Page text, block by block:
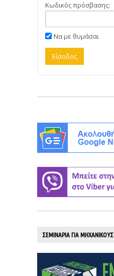
Κωδικός πρόσβασης:
Να με θυμάσαι
ΣΕΜΙΝΑΡΙΑ ΓΙΑ ΜΗΧΑΝΙΚΟΥΣ